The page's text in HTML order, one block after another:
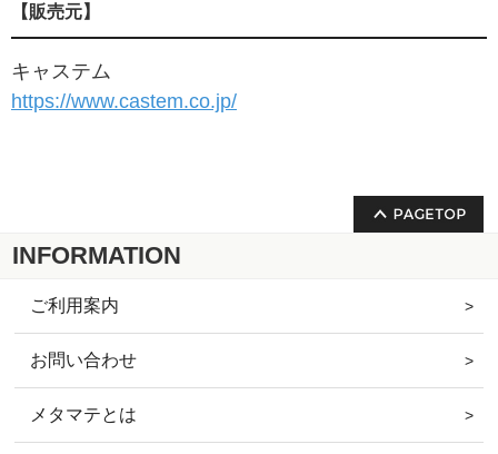
【販売元】
キャステム
https://www.castem.co.jp/
INFORMATION
ご利用案内
お問い合わせ
メタマテとは